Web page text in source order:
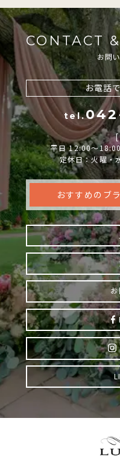
CONTACT
お問
お電話
tel.
[
平日 12:00～
定休日：火曜・
おすすめのブ